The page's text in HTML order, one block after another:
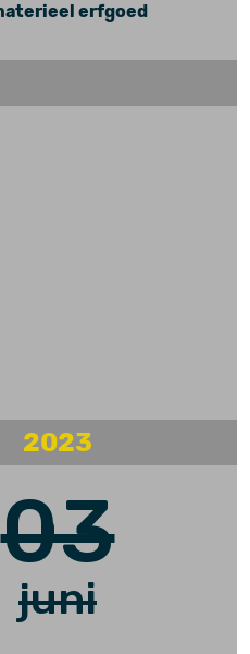
erfgoed
2023
03
juni